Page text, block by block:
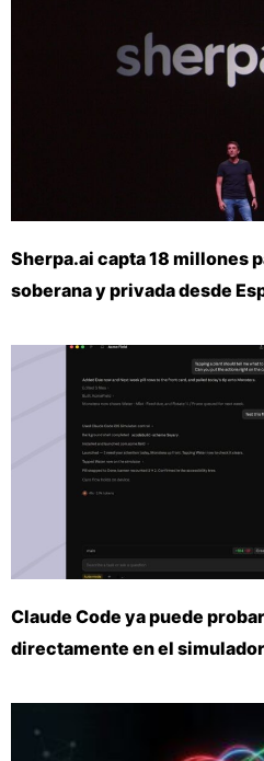
Sherpa.ai capta 18 millones
soberana y privada desde
Claude Code ya puede
directamente en el